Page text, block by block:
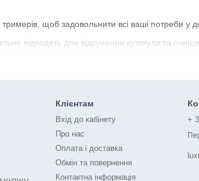
щоб задовольнити всі ваші потреби у
підходять для відсунення кутикули та
комбіновані інструменти, які поєднують
інструмент для манікюру.
та довговічних матеріалів, що забезпечує
лопаток гарантують комфорт та безпеку при
Luxury Deluxe?
Клієнтам
Вхід до кабінету
Про нас
Оплата і доставка
Обмін та повернення
Контактна інформація
+